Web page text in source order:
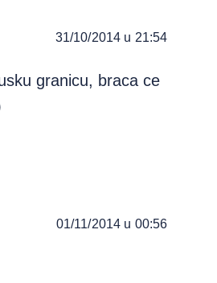
31/10/2014 u 21:54
granicu, braca ce
01/11/2014 u 00:56